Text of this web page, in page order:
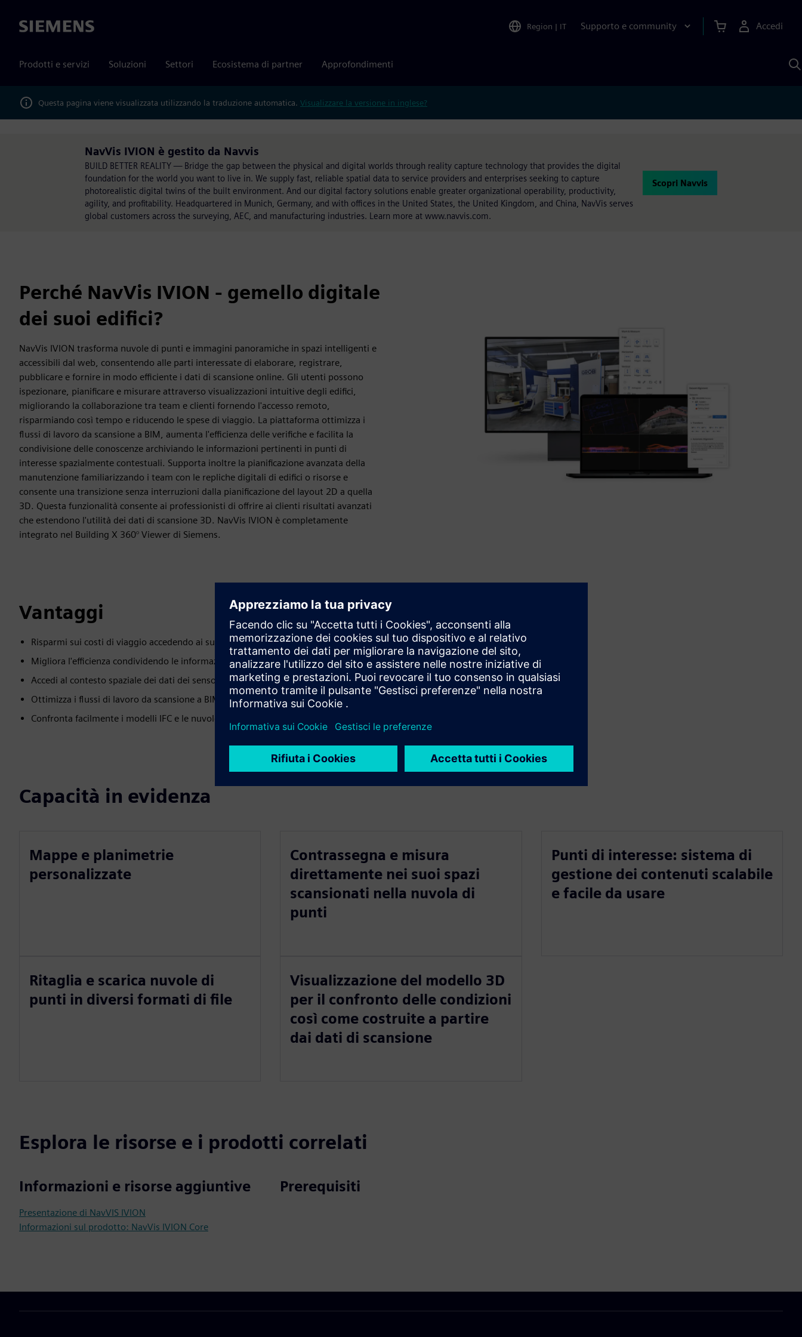
Siemens Region | IT Supporto e community Accedi
Prodotti e servizi Soluzioni Settori Ecosistema di partner Approfondimenti
Questa pagina viene visualizzata utilizzando la traduzione automatica. Visualizzare la versione in inglese?
NavVis IVION è gestito da Navvis
BUILD BETTER REALITY — Bridge the gap between the physical and digital worlds through reality capture technology that provides the digital
foundation for the world you want to live in. We supply fast, reliable spatial data to service providers and enterprises seeking to capture
photorealistic digital twins of the built environment. And our digital factory solutions enable greater organizational operability, productivity,
agility, and profitability. Headquartered in Munich, Germany, and with offices in the United States, the United Kingdom, and China, NavVis serves
global customers across the surveying, AEC, and manufacturing industries. Learn more at www.navvis.com.
Scopri Navvis
Perché NavVis IVION - gemello digitale
dei suoi edifici?
NavVis IVION trasforma nuvole di punti e immagini panoramiche in spazi intelligenti e
accessibili dal web, consentendo alle parti interessate di elaborare, registrare,
pubblicare e fornire in modo efficiente i dati di scansione online. Gli utenti possono
ispezionare, pianificare e misurare attraverso visualizzazioni intuitive degli edifici,
migliorando la collaborazione tra team e clienti fornendo l'accesso remoto,
risparmiando così tempo e riducendo le spese di viaggio. La piattaforma ottimizza i
flussi di lavoro da scansione a BIM, aumenta l'efficienza delle verifiche e facilita la
condivisione delle conoscenze archiviando le informazioni pertinenti in punti di
interesse spazialmente contestuali. Supporta inoltre la pianificazione avanzata della
manutenzione familiarizzando i team con le repliche digitali di edifici o risorse e
consente una transizione senza interruzioni dalla pianificazione del layout 2D a quella
3D. Questa funzionalità consente ai professionisti di offrire ai clienti risultati avanzati
che estendono l'utilità dei dati di scansione 3D. NavVis IVION è completamente
integrato nel Building X 360° Viewer di Siemens.
Vantaggi
Risparmi sui costi di viaggio accedendo ai suoi edifici da remoto
Migliora l'efficienza condividendo le informazioni pertinenti con tutte le parti interessate
Accedi al contesto spaziale dei dati dei sensori in tempo reale per comprendere rapidamente le condizioni
Ottimizza i flussi di lavoro da scansione a BIM e aumenta l'efficienza delle verifiche
Confronta facilmente i modelli IFC e le nuvole di punti per identificare i problemi prima di costose rilavorazioni
Capacità in evidenza
Mappe e planimetrie
personalizzate
Contrassegna e misura
direttamente nei suoi spazi
scansionati nella nuvola di
punti
Punti di interesse: sistema di
gestione dei contenuti scalabile
e facile da usare
Ritaglia e scarica nuvole di
punti in diversi formati di file
Visualizzazione del modello 3D
per il confronto delle condizioni
così come costruite a partire
dai dati di scansione
Esplora le risorse e i prodotti correlati
Informazioni e risorse aggiuntive
Presentazione di NavVIS IVION
Informazioni sul prodotto: NavVis IVION Core
Prerequisiti